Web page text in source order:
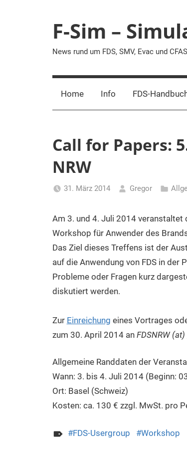
F-Sim –
News rund um FDS, SMV, Evac und
Home Info FDS-
Call for Papers:
NRW
31. März 2014 Gregor
Am 3. und 4. Juli 2014 veranstaltet
Workshop für Anwender des
Das Ziel dieses Treffens ist der
auf die Anwendung von FDS in der
Probleme oder Fragen kurz
diskutiert werden.
Zur Einreichung eines Vortrages
zum 30. April 2014 an FDSNRW
Allgemeine Randdaten der
Wann: 3. bis 4. Juli 2014 (Beginn:
Ort: Basel (Schweiz)
Kosten: ca. 130 € zzgl. MwSt. pro
FDS-Usergroup Workshop